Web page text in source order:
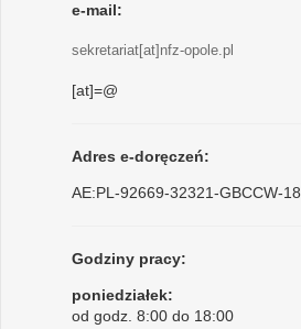
e-mail:
sekretariat[at]nfz-opole.pl
[at]=@
Adres e-doręczeń:
AE:PL-92669-32321-GBCCW-18
Godziny pracy:
poniedziałek:
od godz. 8:00 do 18:00